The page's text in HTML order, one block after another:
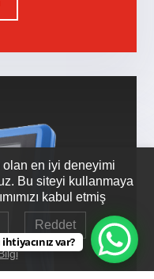
ihtiyacınız var?
en iyi deneyimi
Bu siteyi kullanmaya
kabul etmiş
Reddet